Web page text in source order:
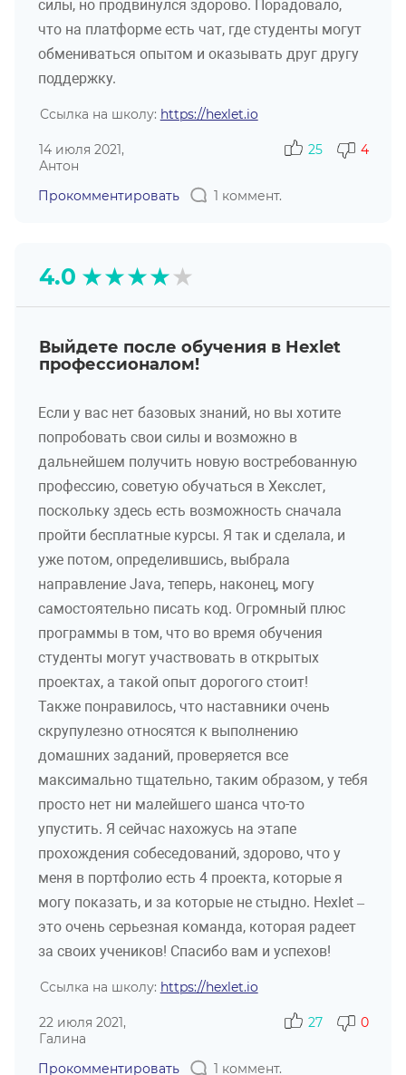
силы, но продвинулся здорово. Порадовало,
что на платформе есть чат, где студенты могут
обмениваться опытом и оказывать друг другу
поддержку.
Ссылка на школу: https://hexlet.io
14 июля 2021,
Антон
Прокомментировать
1 коммент.
4
25
4.0 ★★★★★
Выйдете после обучения в Hexlet
профессионалом!
Если у вас нет базовых знаний, но вы хотите
попробовать свои силы и возможно в
дальнейшем получить новую востребованную
профессию, советую обучаться в Хекслет,
поскольку здесь есть возможность сначала
пройти бесплатные курсы. Я так и сделала, и
уже потом, определившись, выбрала
направление Java, теперь, наконец, могу
самостоятельно писать код. Огромный плюс
программы в том, что во время обучения
студенты могут участвовать в открытых
проектах, а такой опыт дорогого стоит!
Также понравилось, что наставники очень
скрупулезно относятся к выполнению
домашних заданий, проверяется все
максимально тщательно, таким образом, у тебя
просто нет ни малейшего шанса что-то
упустить. Я сейчас нахожусь на этапе
прохождения собеседований, здорово, что у
меня в портфолио есть 4 проекта, которые я
могу показать, и за которые не стыдно. Hexlet –
это очень серьезная команда, которая радеет
за своих учеников! Спасибо вам и успехов!
Ссылка на школу: https://hexlet.io
22 июля 2021,
Галина
Прокомментировать
1 коммент.
0
27